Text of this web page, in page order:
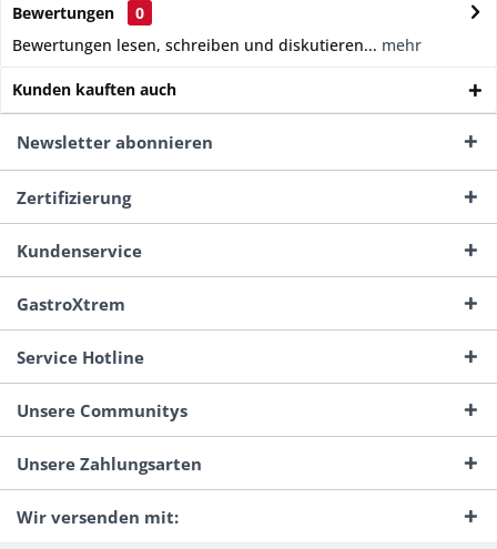
Bewertungen
0
Bewertungen lesen, schreiben und diskutieren... mehr
Kunden kauften auch
Newsletter abonnieren
Zertifizierung
Kundenservice
GastroXtrem
Service Hotline
Unsere Communitys
Unsere Zahlungsarten
Wir versenden mit: